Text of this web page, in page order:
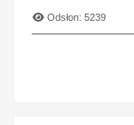
Odsłon: 5239